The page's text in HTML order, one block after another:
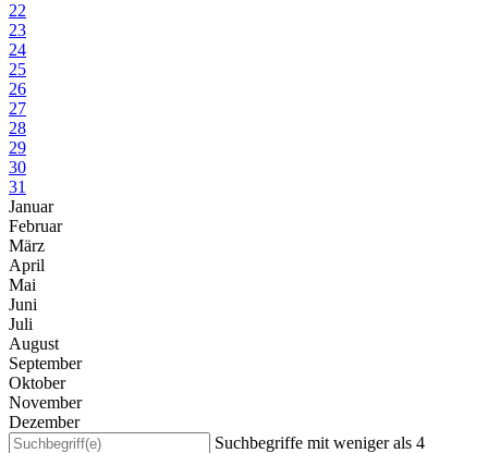
22
23
24
25
26
27
28
29
30
31
Januar
Februar
März
April
Mai
Juni
Juli
August
September
Oktober
November
Dezember
Suchbegriffe mit weniger als 4